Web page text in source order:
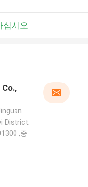
십시오
Co.,
District,
,중